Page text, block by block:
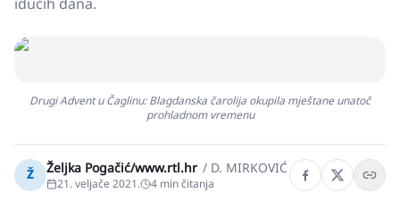
Crna kronika
Sport
Osmrtnice
Drugi Advent u Čaglinu: Blagdanska čarolija okupila mještane unatoč
prohladnom vremenu
Ž Željka Pogačić/www.rtl.hr / D. MIRKOVIĆ
21. veljače 2021. 4 min čitanja